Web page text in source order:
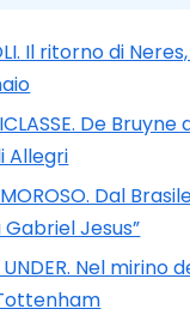
Il ritorno di
De
Allegri
Dal
Jesus”
UNDER. Nel mirino